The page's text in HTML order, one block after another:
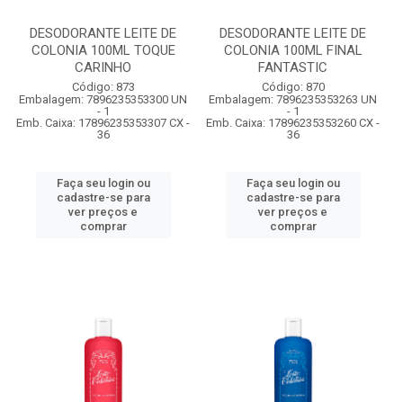
DESODORANTE LEITE DE
COLONIA 100ML TOQUE
CARINHO
Código: 873
Embalagem: 7896235353300 UN
- 1
Emb. Caixa: 17896235353307 CX -
36
Faça seu login ou
cadastre-se para
ver preços e
comprar
DESODORANTE LEITE DE
COLONIA 100ML FINAL
FANTASTIC
Código: 870
Embalagem: 7896235353263 UN
- 1
Emb. Caixa: 17896235353260 CX -
36
Faça seu login ou
cadastre-se para
ver preços e
comprar